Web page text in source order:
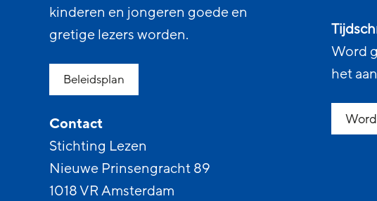
kinderen en jongeren goede en
gretige lezers worden.
Beleidsplan
Contact
Stichting Lezen
Nieuwe Prinsengracht 89
1018 VR Amsterdam
Word
het